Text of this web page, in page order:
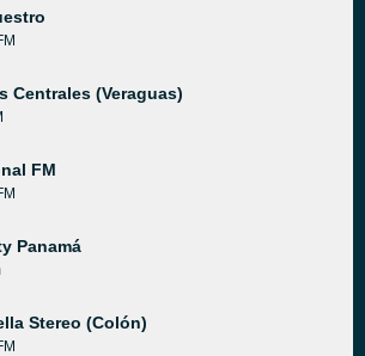
Centrales (Veraguas)
FM
Panamá
Stereo (Colón)